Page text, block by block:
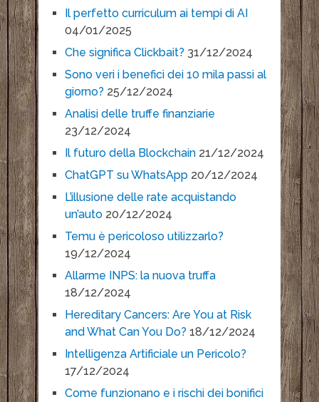
Il perfetto curriculum ai tempi di AI
04/01/2025
Che significa Clickbait? 31/12/2024
Sono veri i benefici dei 10 mila passi al
giorno? 25/12/2024
Analisi delle truffe finanziarie
23/12/2024
Il futuro della Blockchain 21/12/2024
ChatGPT su WhatsApp 20/12/2024
L’illusione delle rate acquistando
un’auto 20/12/2024
Temu è pericoloso utilizzarlo?
19/12/2024
Allarme INPS: la nuova truffa
18/12/2024
Hereditary Cancers: Are You at Risk
and What Can You Do? 18/12/2024
Intelligenza Artificiale un Pericolo?
17/12/2024
Come funzionano e i rischi dei bonifici